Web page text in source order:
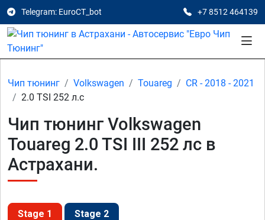
Telegram: EuroCT_bot +7 8512 464139
Чип тюнинг Volkswagen Touareg
CR - 2018 - 2021
2.0 TSI 252 л.с
Чип тюнинг Volkswagen
Touareg 2.0 TSI III 252 лс в
Астрахани.
Stage 1 Stage 2